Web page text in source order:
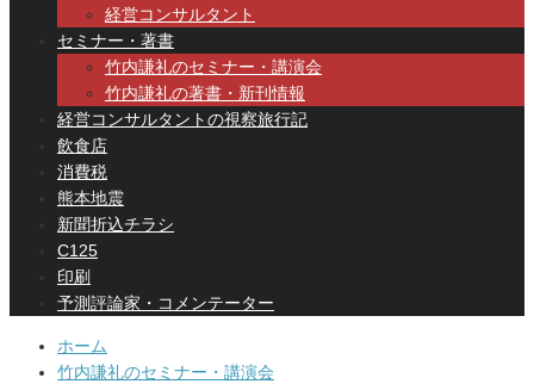
経営コンサルタント
セミナー・著書
竹内謙礼のセミナー・講演会
竹内謙礼の著書・新刊情報
経営コンサルタントの視察旅行記
飲食店
消費税
熊本地震
新聞折込チラシ
C125
印刷
予測評論家・コメンテーター
ホーム
竹内謙礼のセミナー・講演会